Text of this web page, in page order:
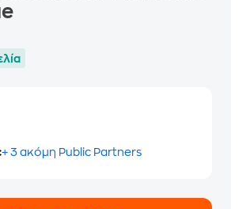
+ 3 ακόμη Public Partners